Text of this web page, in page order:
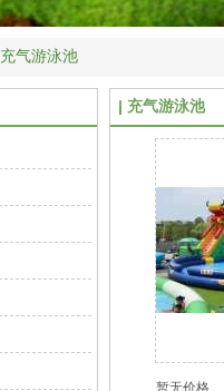
充气游泳池
充气游泳池